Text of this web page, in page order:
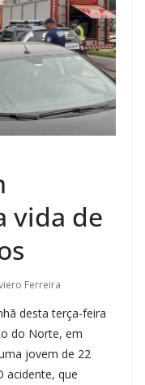
vida de
Ferreira
desta terça-feira
do Norte, em
jovem de 22
acidente, que